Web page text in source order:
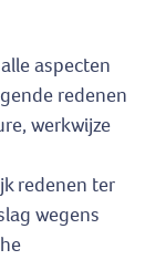
aspecten
redenen
werkwijze
redenen ter
wegens